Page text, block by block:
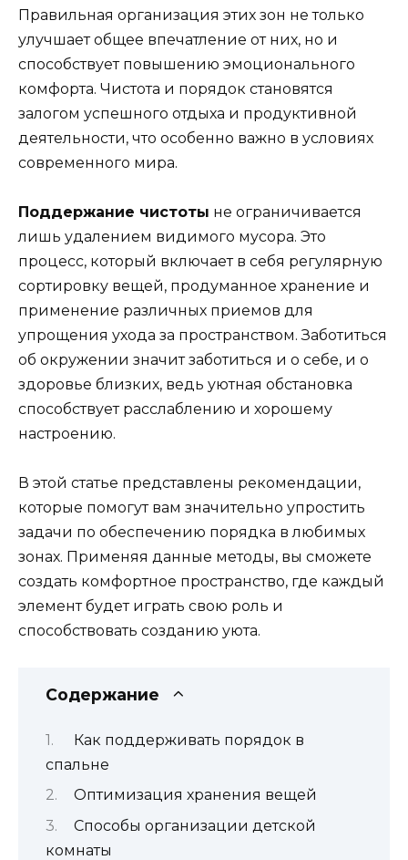
Правильная организация этих зон не только
улучшает общее впечатление от них, но и
способствует повышению эмоционального
комфорта. Чистота и порядок становятся
залогом успешного отдыха и продуктивной
деятельности, что особенно важно в условиях
современного мира.
Поддержание чистоты не ограничивается
лишь удалением видимого мусора. Это
процесс, который включает в себя регулярную
сортировку вещей, продуманное хранение и
применение различных приемов для
упрощения ухода за пространством. Заботиться
об окружении значит заботиться и о себе, и о
здоровье близких, ведь уютная обстановка
способствует расслаблению и хорошему
настроению.
В этой статье представлены рекомендации,
которые помогут вам значительно упростить
задачи по обеспечению порядка в любимых
зонах. Применяя данные методы, вы сможете
создать комфортное пространство, где каждый
элемент будет играть свою роль и
способствовать созданию уюта.
Содержание
Как поддерживать порядок в
спальне
Оптимизация хранения вещей
Способы организации детской
комнаты